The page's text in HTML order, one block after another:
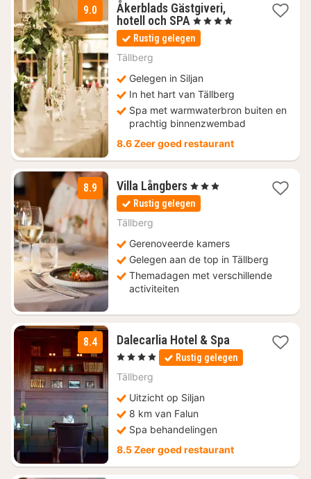
9.0
Åkerblads Gästgiveri,
hotell och SPA 2
nachten
vanaf
, 4 Sterren
Rustig gelegen
Tällberg
Gelegen in Siljan
In het hart van Tällberg
Spa met warmwaterbron buiten en
prachtig binnenzwembad
8.6 Zeer goed restaurant
8.9 Villa Långbers1
nacht
vanaf
, 3 Sterren
Rustig gelegen
Tällberg
Gerenoveerde kamers
Gelegen aan de top in Tällberg
Themadagen met verschillende
activiteiten
8.4 Dalecarlia Hotel & Spa1
nacht
vanaf
, 4 Sterren Rustig gelegen
Tällberg
Uitzicht op Siljan
8 km van Falun
Spa behandelingen
8.5 Zeer goed restaurant